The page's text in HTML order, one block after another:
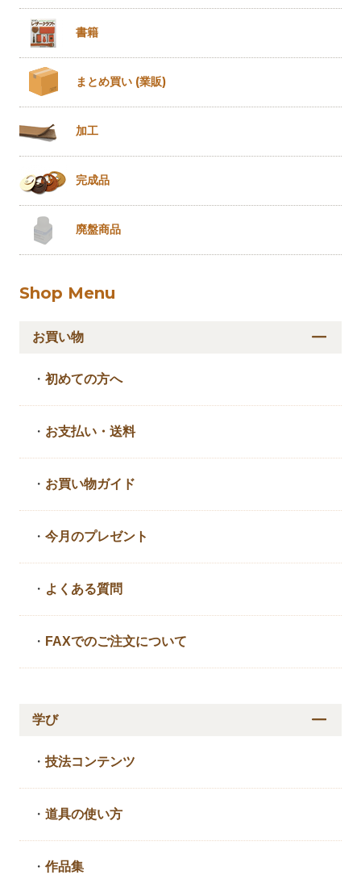
書籍
まとめ買い (業販)
加工
完成品
廃盤商品
Shop Menu
お買い物
・初めての方へ
・ お支払い・送料
・ お買い物ガイド
・今月のプレゼント
・ よくある質問
・ FAXでのご注文について
学び
・技法コンテンツ
・道具の使い方
・作品集